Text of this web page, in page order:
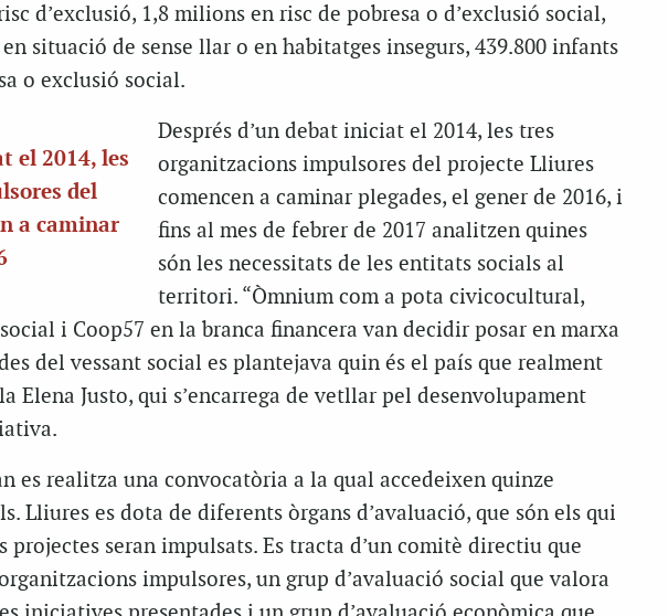
d’exclusió, 1,8 milions en risc de pobresa o d’exclusió social,
en situació de sense llar o en habitatges insegurs, 439.800 infants
o exclusió social.
el 2014, les
del
a caminar
Després d’un debat iniciat el 2014, les tres
organitzacions impulsores del projecte Lliures
comencen a caminar plegades, el gener de 2016, i
fins al mes de febrer de 2017 analitzen quines
són les necessitats de les entitats socials al
territori. “Òmnium com a pota civicocultural,
social i Coop57 en la branca financera van decidir posar en marxa
del vessant social es plantejava quin és el país que realment
Elena Justo, qui s’encarrega de vetllar pel desenvolupament
es realitza una convocatòria a la qual accedeixen quinze
Lliures es dota de diferents òrgans d’avaluació, que són els qui
projectes seran impulsats. Es tracta d’un comitè directiu que
impulsores, un grup d’avaluació social que valora